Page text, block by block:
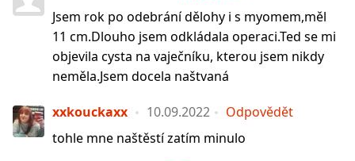
Jsem rok po odebrání dělohy i s myomem,měl
11 cm.Dlouho jsem odkládala operaci.Ted se mi
objevila cysta na vaječníku, kterou jsem nikdy
neměla.Jsem docela naštvaná
xxkouckaxx 10.09.2022
Odpovědět
tohle mne naštěstí zatím minulo